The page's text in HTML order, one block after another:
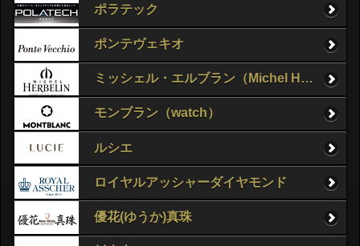
ポラテック
ポンテヴェキオ
ミッシェル・エルブラン（Michel Herbelin）
モンブラン（watch）
ルシエ
ロイヤルアッシャーダイヤモンド
優花(ゆうか)真珠